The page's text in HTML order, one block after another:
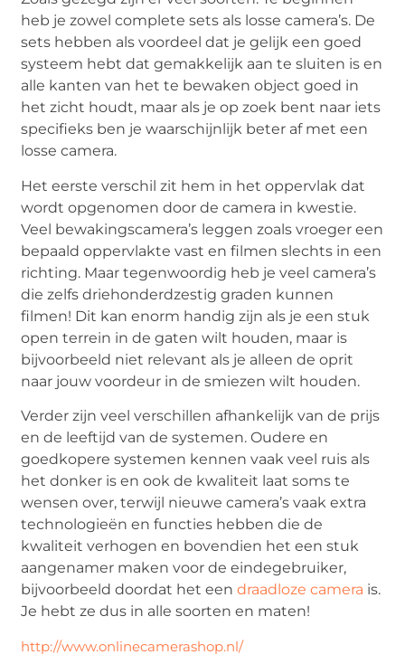
heb je zowel complete sets als losse camera’s. De
sets hebben als voordeel dat je gelijk een goed
systeem hebt dat gemakkelijk aan te sluiten is en
alle kanten van het te bewaken object goed in
het zicht houdt, maar als je op zoek bent naar iets
specifieks ben je waarschijnlijk beter af met een
losse camera.
Het eerste verschil zit hem in het oppervlak dat
wordt opgenomen door de camera in kwestie.
Veel bewakingscamera’s leggen zoals vroeger een
bepaald oppervlakte vast en filmen slechts in een
richting. Maar tegenwoordig heb je veel camera’s
die zelfs driehonderdzestig graden kunnen
filmen! Dit kan enorm handig zijn als je een stuk
open terrein in de gaten wilt houden, maar is
bijvoorbeeld niet relevant als je alleen de oprit
naar jouw voordeur in de smiezen wilt houden.
Verder zijn veel verschillen afhankelijk van de prijs
en de leeftijd van de systemen. Oudere en
goedkopere systemen kennen vaak veel ruis als
het donker is en ook de kwaliteit laat soms te
wensen over, terwijl nieuwe camera’s vaak extra
technologieën en functies hebben die de
kwaliteit verhogen en bovendien het een stuk
aangenamer maken voor de eindegebruiker,
bijvoorbeeld doordat het eendraadloze camera is.
Je hebt ze dus in alle soorten en maten!
http://www.onlinecamerashop.nl/